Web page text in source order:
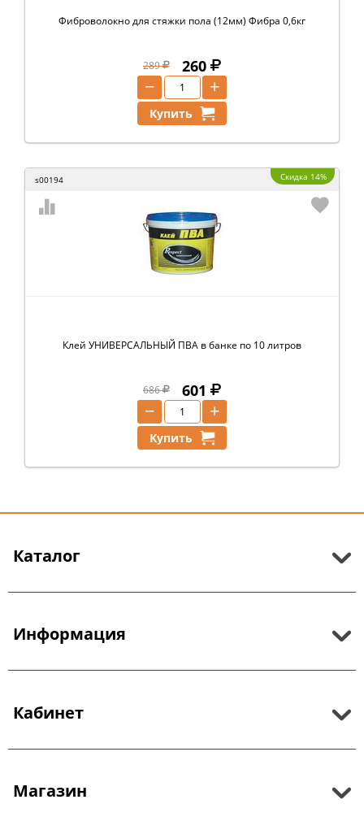
Фиброволокно для стяжки пола (12мм) Фибра 0,6кг
289 260
+
−
Купить
s00194 Скидка 14%
Клей УНИВЕРСАЛЬНЫЙ ПВА в банке по 10 литров
686 601
+
−
Купить
Каталог
Информация
Кабинет
Магазин